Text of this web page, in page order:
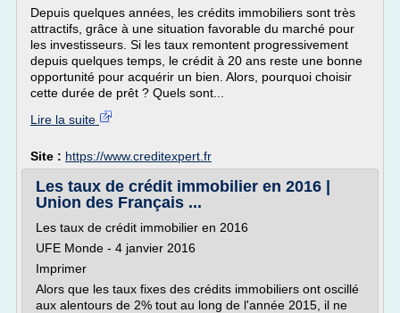
Depuis quelques années, les crédits immobiliers sont très
attractifs, grâce à une situation favorable du marché pour
les investisseurs. Si les taux remontent progressivement
depuis quelques temps, le crédit à 20 ans reste une bonne
opportunité pour acquérir un bien. Alors, pourquoi choisir
cette durée de prêt ? Quels sont...
Lire la suite
Site : https://www.creditexpert.fr
Les taux de crédit immobilier en 2016 |
Union des Français ...
Les taux de crédit immobilier en 2016
UFE Monde - 4 janvier 2016
Imprimer
Alors que les taux fixes des crédits immobiliers ont oscillé
aux alentours de 2% tout au long de l'année 2015, il ne